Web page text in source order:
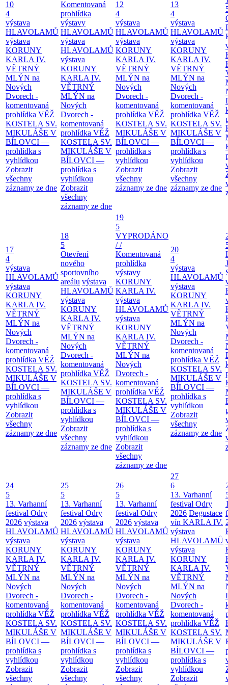
10
4
výstava
HLAVOLAMŮ
výstava
KORUNY
KARLA IV.
VĚTRNÝ
MLÝN na
Nových
Dvorech -
komentovaná
prohlídka VĚŽ
KOSTELA SV.
MIKULÁŠE V
BÍLOVCI —
prohlídka s
vyhlídkou
Zobrazit
všechny
záznamy ze dne
Komentovaná
prohlídka
výstavy
HLAVOLAMŮ
výstava
HLAVOLAMŮ
výstava
KORUNY
KARLA IV.
VĚTRNÝ
MLÝN na
Nových
Dvorech -
komentovaná
prohlídka VĚŽ
KOSTELA SV.
MIKULÁŠE V
BÍLOVCI —
prohlídka s
vyhlídkou
Zobrazit
všechny
záznamy ze dne
12
4
výstava
HLAVOLAMŮ
výstava
KORUNY
KARLA IV.
VĚTRNÝ
MLÝN na
Nových
Dvorech -
komentovaná
prohlídka VĚŽ
KOSTELA SV.
MIKULÁŠE V
BÍLOVCI —
prohlídka s
vyhlídkou
Zobrazit
všechny
záznamy ze dne
13
4
výstava
HLAVOLAMŮ
výstava
KORUNY
KARLA IV.
VĚTRNÝ
MLÝN na
Nových
Dvorech -
komentovaná
prohlídka VĚŽ
KOSTELA SV.
MIKULÁŠE V
BÍLOVCI —
prohlídka s
vyhlídkou
Zobrazit
všechny
záznamy ze dne
17
4
výstava
HLAVOLAMŮ
výstava
KORUNY
KARLA IV.
VĚTRNÝ
MLÝN na
Nových
Dvorech -
komentovaná
prohlídka VĚŽ
KOSTELA SV.
MIKULÁŠE V
BÍLOVCI —
prohlídka s
vyhlídkou
Zobrazit
všechny
záznamy ze dne
18
5
Otevření
nového
sportovního
areálu výstava
HLAVOLAMŮ
výstava
KORUNY
KARLA IV.
VĚTRNÝ
MLÝN na
Nových
Dvorech -
komentovaná
prohlídka VĚŽ
KOSTELA SV.
MIKULÁŠE V
BÍLOVCI —
prohlídka s
vyhlídkou
Zobrazit
všechny
záznamy ze dne
19
5
VYPRODÁNO
/ /
Komentovaná
prohlídka
výstavy
KORUNY
KARLA IV.
výstava
HLAVOLAMŮ
výstava
KORUNY
KARLA IV.
VĚTRNÝ
MLÝN na
Nových
Dvorech -
komentovaná
prohlídka VĚŽ
KOSTELA SV.
MIKULÁŠE V
BÍLOVCI —
prohlídka s
vyhlídkou
Zobrazit
všechny
záznamy ze dne
20
4
výstava
HLAVOLAMŮ
výstava
KORUNY
KARLA IV.
VĚTRNÝ
MLÝN na
Nových
Dvorech -
komentovaná
prohlídka VĚŽ
KOSTELA SV.
MIKULÁŠE V
BÍLOVCI —
prohlídka s
vyhlídkou
Zobrazit
všechny
záznamy ze dne
24
5
13. Varhanní
festival Odry
2026 výstava
HLAVOLAMŮ
výstava
KORUNY
KARLA IV.
VĚTRNÝ
MLÝN na
Nových
Dvorech -
komentovaná
prohlídka VĚŽ
KOSTELA SV.
MIKULÁŠE V
BÍLOVCI —
prohlídka s
vyhlídkou
Zobrazit
všechny
25
5
13. Varhanní
festival Odry
2026 výstava
HLAVOLAMŮ
výstava
KORUNY
KARLA IV.
VĚTRNÝ
MLÝN na
Nových
Dvorech -
komentovaná
prohlídka VĚŽ
KOSTELA SV.
MIKULÁŠE V
BÍLOVCI —
prohlídka s
vyhlídkou
Zobrazit
všechny
26
5
13. Varhanní
festival Odry
2026 výstava
HLAVOLAMŮ
výstava
KORUNY
KARLA IV.
VĚTRNÝ
MLÝN na
Nových
Dvorech -
komentovaná
prohlídka VĚŽ
KOSTELA SV.
MIKULÁŠE V
BÍLOVCI —
prohlídka s
vyhlídkou
Zobrazit
všechny
27
6
13. Varhanní
festival Odry
2026 Degustace
vín KARLA IV.
výstava
HLAVOLAMŮ
výstava
KORUNY
KARLA IV.
VĚTRNÝ
MLÝN na
Nových
Dvorech -
komentovaná
prohlídka VĚŽ
KOSTELA SV.
MIKULÁŠE V
BÍLOVCI —
prohlídka s
vyhlídkou
Zobrazit